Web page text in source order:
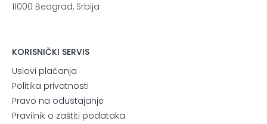
11000 Beograd, Srbija
KORISNIČKI SERVIS
Uslovi plaćanja
Politika privatnosti
Pravo na odustajanje
Pravilnik o zaštiti podataka